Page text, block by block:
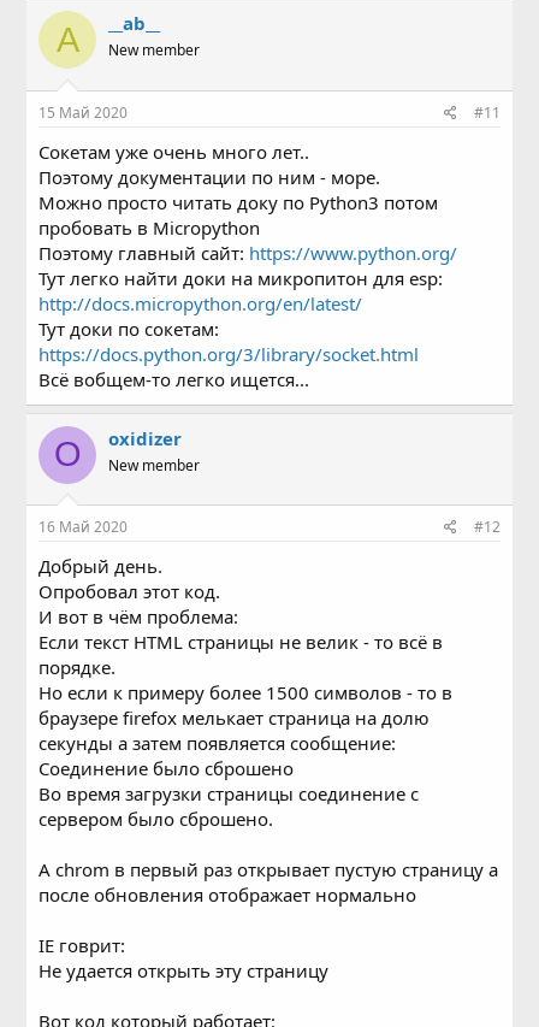
A __ab__
New member
15 Май 2020 #11
Сокетам уже очень много лет..
Поэтому документации по ним - море.
Можно просто читать доку по Python3 потом
пробовать в Micropython
Поэтому главный сайт: https://www.python.org/
Тут легко найти доки на микропитон для esp:
http://docs.micropython.org/en/latest/
Тут доки по сокетам:
https://docs.python.org/3/library/socket.html
Всё вобщем-то легко ищется...
O oxidizer
New member
16 Май 2020 #12
Добрый день.
Опробовал этот код.
И вот в чём проблема:
Если текст HTML страницы не велик - то всё в
порядке.
Но если к примеру более 1500 символов - то в
браузере firefox мелькает страница на долю
секунды а затем появляется сообщение:
Соединение было сброшено
Во время загрузки страницы соединение с
сервером было сброшено.
А chrom в первый раз открывает пустую страницу а
после обновления отображает нормально
IE говрит:
Не удается открыть эту страницу
Вот код который работает: